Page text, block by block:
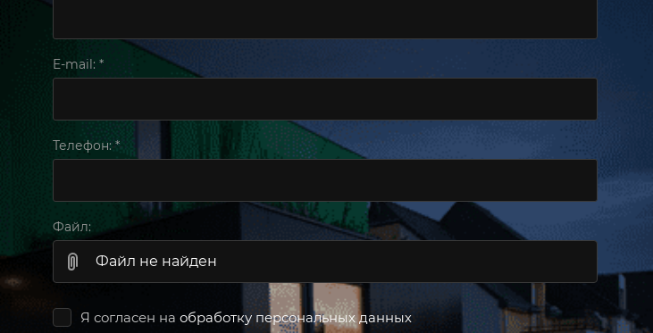
E-mail: *
Телефон:*
Файл:
Файл не найден
Я согласен на обработку персональных данных